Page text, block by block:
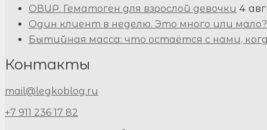
ОВИР. Гематоген для взрослой девочки 4
Один клиент в неделю. Это много или мало?
Бытийная масса: что остаётся с нами,
Контакты
mail@legkoblog.ru
+7 911 236 17 82